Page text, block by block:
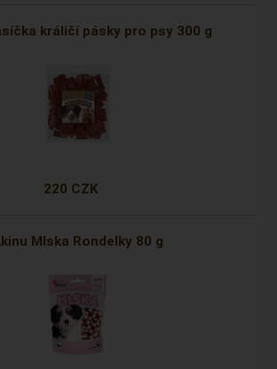
králičí pásky pro psy 300 g
220 CZK
Mlska Rondelky 80 g